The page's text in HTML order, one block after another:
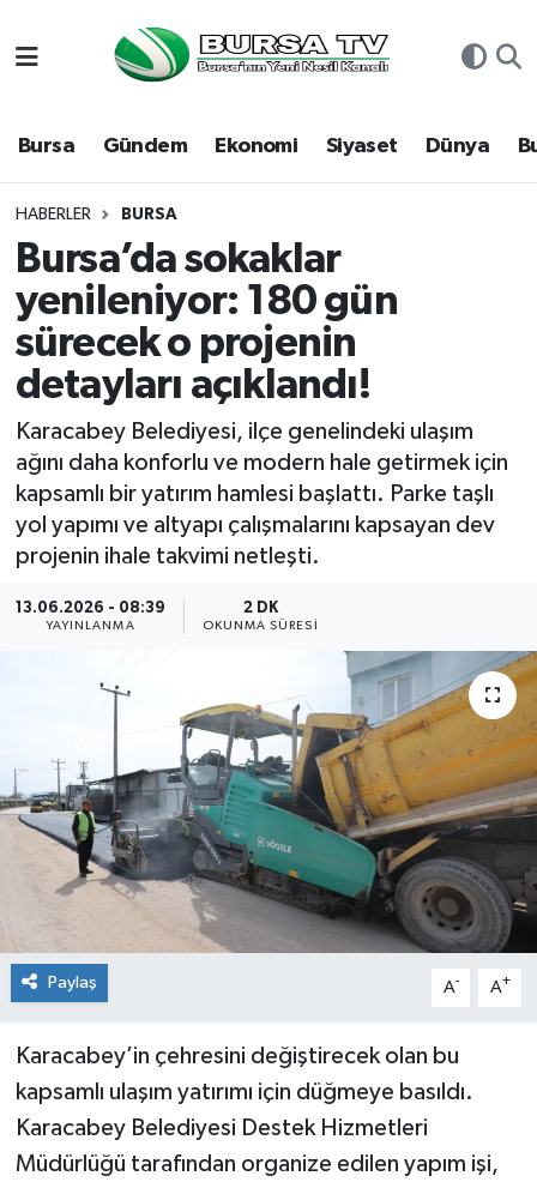
Bursa Gündem Ekonomi Siyaset Dünya
HABERLER BURSA
Bursa’da sokaklar
yenileniyor: 180 gün
sürecek o projenin
detayları açıklandı!
Karacabey Belediyesi, ilçe genelindeki ulaşım
ağını daha konforlu ve modern hale getirmek için
kapsamlı bir yatırım hamlesi başlattı. Parke taşlı
yol yapımı ve altyapı çalışmalarını kapsayan dev
projenin ihale takvimi netleşti.
13.06.2026 - 08:39
YAYINLANMA
2 DK
OKUNMA SÜRESI
Paylaş A- A+
Karacabey’in çehresini değiştirecek olan bu
kapsamlı ulaşım yatırımı için düğmeye basıldı.
Karacabey Belediyesi Destek Hizmetleri
Müdürlüğü tarafından organize edilen yapım işi,
Bursa
Dünya
Eğitim
Ekonomi
Genel
Gündem
Magazin
Spor
Teknoloji
Türkiye
Hava Durumu
Namaz Vakitleri
Trafik Durumu
Süper Lig Puan Durumu ve Fikstür
Tüm Manşetler
Son Dakika Haberleri
Haber Arşivi